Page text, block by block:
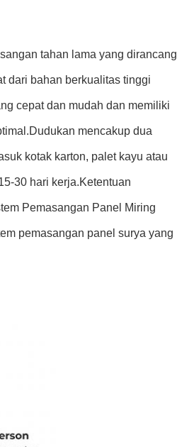
tahan lama yang dirancang
dari bahan berkualitas tinggi
cepat dan mudah dan memiliki
mencakup dua
kotak karton, palet kayu atau
30 hari kerja.Ketentuan
Pemasangan Panel Miring
pemasangan panel surya yang